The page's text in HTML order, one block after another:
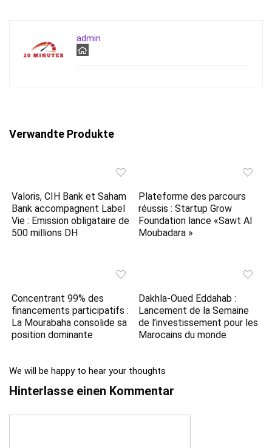
admin
Verwandte Produkte
Valoris, CIH Bank et Saham
Bank accompagnent Label
Vie : Emission obligataire de
500 millions DH
Plateforme des parcours
réussis : Startup Grow
Foundation lance «Sawt Al
Moubadara »
Concentrant 99% des
financements participatifs :
La Mourabaha consolide sa
position dominante
Dakhla-Oued Eddahab :
Lancement de la Semaine
de l’investissement pour les
Marocains du monde
We will be happy to hear your thoughts
Hinterlasse einen Kommentar